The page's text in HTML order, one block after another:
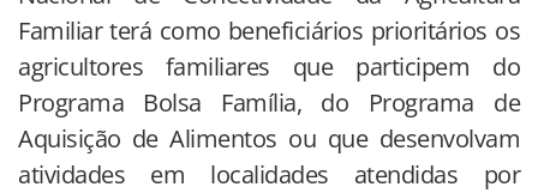
Familiar terá como beneficiários prioritários os
agricultores familiares que participem do
Programa Bolsa Família, do Programa de
Aquisição de Alimentos ou que desenvolvam
atividades em localidades atendidas por